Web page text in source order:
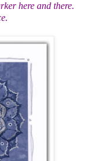
here and there.